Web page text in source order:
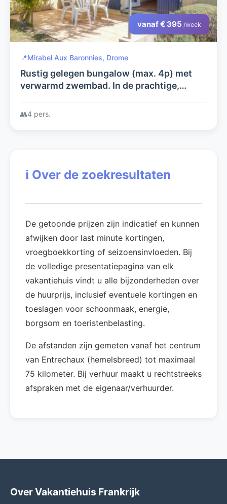
vanaf € 395 /week
📍Mirabel Aux Baronnies, Drome
Rustig gelegen bungalow (max. 4p) met
verwarmd zwembad. In de prachtige,
Ventoux 18km
👥4 pers.
ℹ️ Over de zoekresultaten
De getoonde prijzen zijn indicatief en kunnen
afwijken door last minute kortingen,
vroegboekkorting of seizoensinvloeden. Bij
de volledige presentatiepagina van elk
vakantiehuis vindt u alle bijzonderheden over
de huurprijs, inclusief eventuele kortingen en
toeslagen voor schoonmaak, energie,
borgsom en toeristenbelasting.
De afstanden zijn gemeten vanaf het centrum
van Entrechaux (hemelsbreed) tot maximaal
75 kilometer. Bij verhuur maakt u rechtstreeks
afspraken met de eigenaar/verhuurder.
Over Vakantiehuis Frankrijk